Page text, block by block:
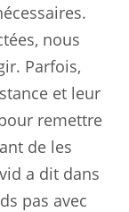
nous
Parfois,
et leur
remettre
de les
a dit dans
pas avec